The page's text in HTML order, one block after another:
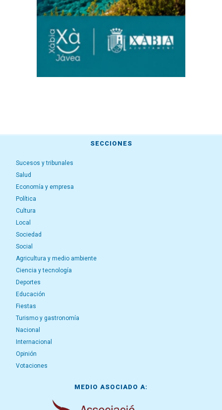
SECCIONES
Sucesos y tribunales
Salud
Economía y empresa
Política
Cultura
Local
Sociedad
Social
Agricultura y medio ambiente
Ciencia y tecnología
Deportes
Educación
Fiestas
Turismo y gastronomía
Nacional
Internacional
Opinión
Votaciones
MEDIO ASOCIADO A: